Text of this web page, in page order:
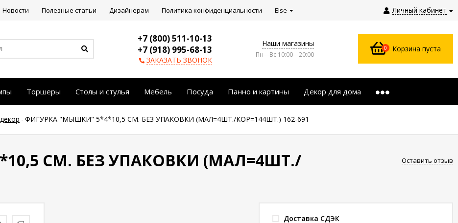
Личный кабинет
Новости Полезные статьи Дизайнерам Политика конфиденциальности Else
+7 (800) 511-10-13
+7 (918) 995-68-13
ЗАКАЗАТЬ ЗВОНОК
Наши магазины
Пн—Вс 10:00—20:00
0 Корзина пуста
Торшеры Столы и стулья Мебель Посуда Панно и картины Декор для дома
- ФИГУРКА "МЫШКИ" 5*4*10,5 СМ. БЕЗ УПАКОВКИ (МАЛ=4ШТ./КОР=144ШТ.) 162-691
СМ. БЕЗ УПАКОВКИ (МАЛ=4ШТ./
Оставить отзыв
Доставка СДЭК